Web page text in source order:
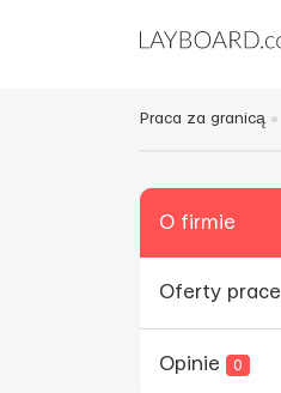
Praca za granicą
O firmie
Oferty prace
Opinie 0